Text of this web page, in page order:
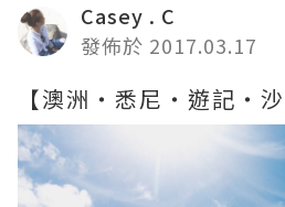
Casey . C
發佈於 2017.03.17
【澳洲‧悉尼‧遊記‧沙